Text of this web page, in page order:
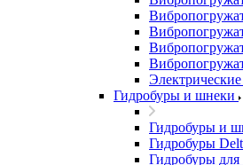
Гидробуры и шнеки
Гидробуры и
Гидробуры
Гидробуры для